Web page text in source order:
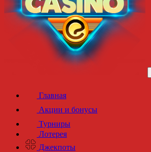
Главная
Акции и бонусы
Турниры
Лотерея
Джекпоты